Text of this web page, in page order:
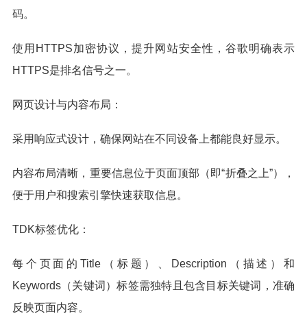
码。
使用HTTPS加密协议，提升网站安全性，谷歌明确表示
HTTPS是排名信号之一。
网页设计与内容布局：
采用响应式设计，确保网站在不同设备上都能良好显示。
内容布局清晰，重要信息位于页面顶部（即“折叠之上”），
便于用户和搜索引擎快速获取信息。
TDK标签优化：
每个页面的Title（标题）、Description（描述）和
Keywords（关键词）标签需独特且包含目标关键词，准确
反映页面内容。